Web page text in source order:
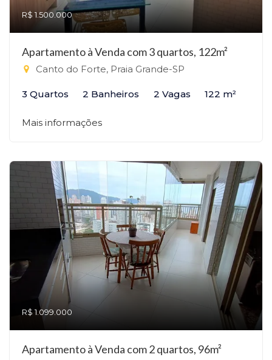
R$ 1.500.000
Apartamento à Venda com 3 quartos, 122m²
Canto do Forte, Praia Grande-SP
3 Quartos 2 Banheiros 2 Vagas 122 m²
Mais informações
R$ 1.099.000
Apartamento à Venda com 2 quartos, 96m²